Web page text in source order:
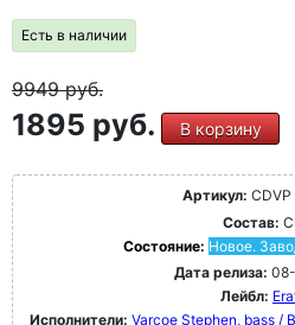
Есть в наличии
9949руб.
1895 руб. В корзину
Артикул:
Состав:
Состояние: Новое.
Дата релиза:
Лейбл:
Исполнители: Varcoe Stephen, bass /